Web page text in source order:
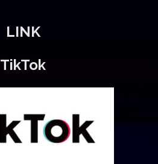
LINK
TikTok